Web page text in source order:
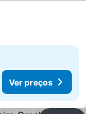
Ver preços